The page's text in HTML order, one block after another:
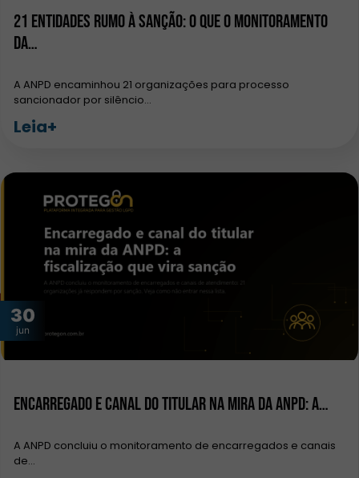
21 entidades rumo à sanção: o que o monitoramento
da…
A ANPD encaminhou 21 organizações para processo
sancionador por silêncio…
Leia+
30
jun
Encarregado e canal do titular na mira da ANPD: a…
A ANPD concluiu o monitoramento de encarregados e canais
de…